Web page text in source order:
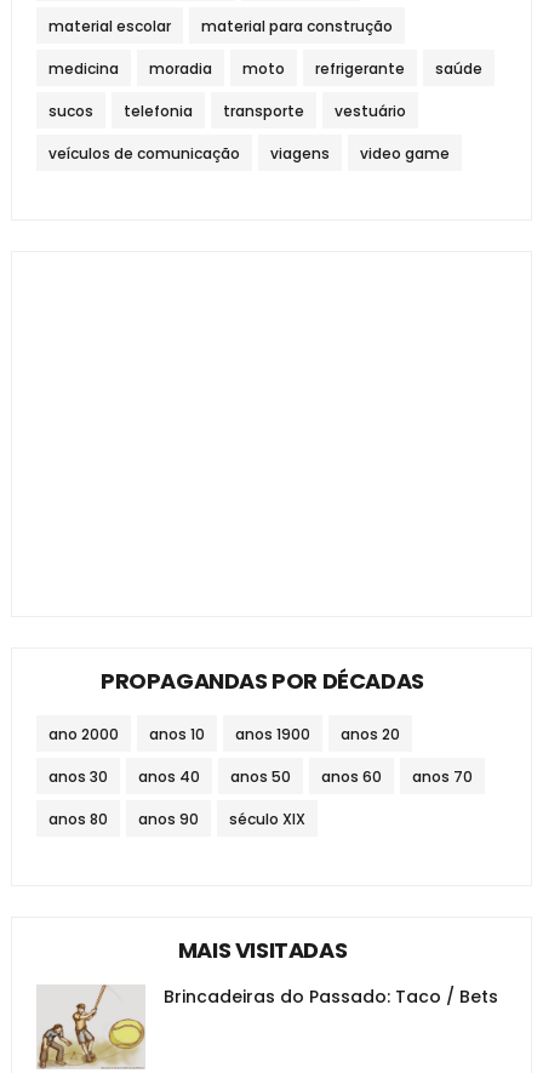
material escolar material para construção
medicina moradia moto refrigerante saúde
sucos telefonia transporte vestuário
veículos de comunicação viagens video game
PROPAGANDAS POR DÉCADAS
ano 2000 anos 10 anos 1900 anos 20
anos 30 anos 40 anos 50 anos 60 anos 70
anos 80 anos 90 século XIX
MAIS VISITADAS
Brincadeiras do Passado: Taco / Bets